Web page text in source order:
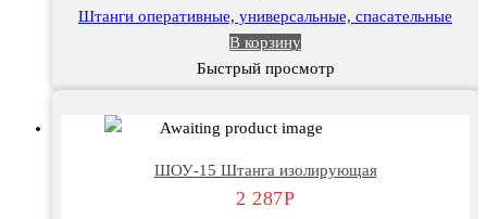
Штанги оперативные, универсальные, спасательные
В корзину
Быстрый просмотр
ШОУ-15 Штанга изолирующая
2 287Р